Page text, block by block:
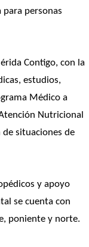
personas
Contigo, con la
estudios,
Médico a
Nutricional
de situaciones de
y apoyo
se cuenta con
poniente y norte.